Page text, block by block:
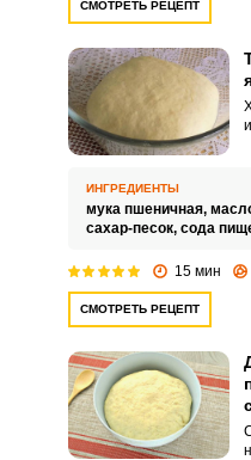
СМОТРЕТЬ РЕЦЕПТ
ИНГРЕДИЕНТЫ
мука пшеничная,
сахар-песок, сода
15 мин
СМОТРЕТЬ РЕЦЕПТ